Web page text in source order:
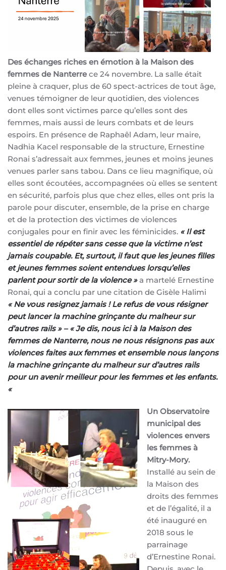
Des échanges riches en émotion à la Maison des
femmes de Nanterre ce 24 novembre. La salle était
pleine à craquer, plus de 60 spect-actrices de tout âge,
venues témoigner de leur quotidien, des violences
dont elles sont victimes parce qu’elles sont des
femmes, mais aussi de leurs combats et de leurs
espoirs. En présence de Raphaêl Adam, leur maire,
Nadhia Kacel responsable de la structure, Ernestine
Ronai s’adressait aux femmes, jeunes et moins jeunes
venues parler sans tabou. Dans ce lieu magnifique, où
elles sont écoutées, accompagnées où elles se sentent
en sécurité, parfois plus que chez elles, elles ont pris la
parole pour discuter, ensemble, de la prise en charge
et de la protection des victimes de violences
conjugales pour en finir avec les féminicides. « Il est
essentiel de répéter sans cesse que la victime n’est
jamais coupable. Et, surtout, il faut que les jeunes filles
et jeunes femmes soient entendues lorsqu’elles
parlent pour sortir de la violence »a martelé Ernestine
Ronai, qui a conclu par une citation de Gisèle Halimi
« Ne vous resignezjamais ! Le refus de vous résigner
peut lancer la machine grinçante du malheur sur
d’autres rails » – « Je dis, nous ici à la Maison des
femmes de Nanterre, nous ne nous résignons pas aux
violences faites aux femmes et ensemble nous lançons
la machine grinçante du malheur sur d’autres rails
pour un avenir meilleur pour les femmes et les enfants.
«
Un Observatoire
municipal des
violences envers
les femmes à
Mitry-Mory.
Installé au sein de
la Maison des
droits des femmes
et de l’égalité, il a
été inauguré en
2018 sous le
parrainage
d’Ernestine Ronai.